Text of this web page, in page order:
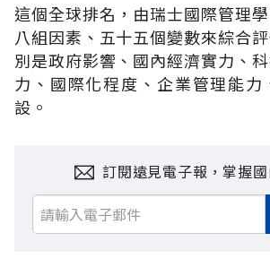
這個全球排名，由瑞士國際管理
八組因素、五十五個變數來綜合
別是政府影響、國內經濟實力、
力、國際化程度、企業管理能力
設。
訂閱遠見電子報，掌握